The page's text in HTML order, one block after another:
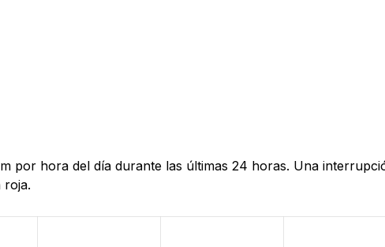
por hora del día durante las últimas 24 horas. Una
roja.